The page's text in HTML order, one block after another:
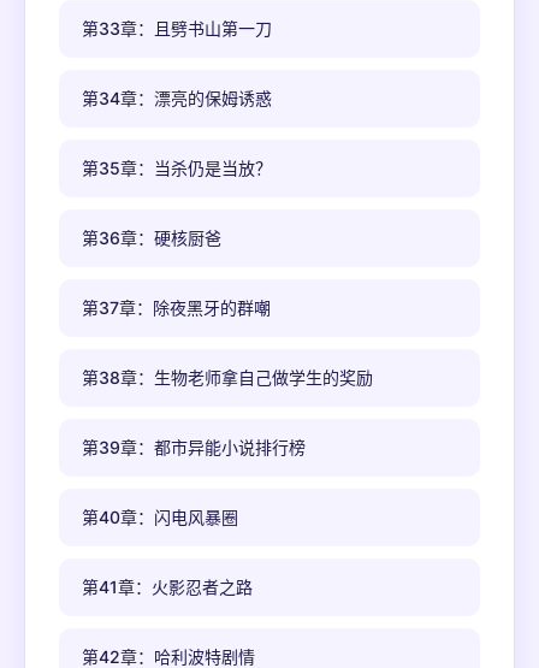
第33章：且劈书山第一刀
第34章：漂亮的保姆诱惑
第35章：当杀仍是当放？
第36章：硬核厨爸
第37章：除夜黑牙的群嘲
第38章：生物老师拿自己做学生的奖励
第39章：都市异能小说排行榜
第40章：闪电风暴圈
第41章：火影忍者之路
第42章：哈利波特剧情